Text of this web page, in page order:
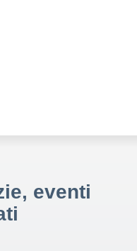
eventi